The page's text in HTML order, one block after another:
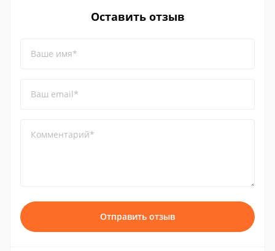
Оставить отзыв
Ваше имя*
Ваш email*
Комментарий*
Отправить отзыв